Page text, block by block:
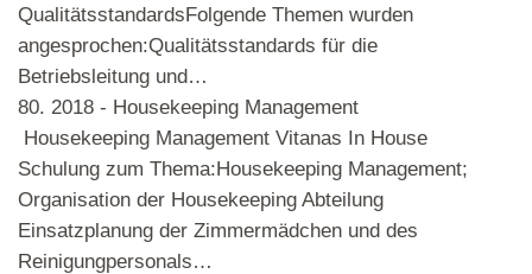
QualitätsstandardsFolgende Themen wurden
angesprochen:Qualitätsstandards für die
Betriebsleitung und…
80. 2018 - Housekeeping Management
Housekeeping Management Vitanas In House
Schulung zum Thema:Housekeeping Management;
Organisation der Housekeeping Abteilung
Einsatzplanung der Zimmermädchen und des
Reinigungpersonals…